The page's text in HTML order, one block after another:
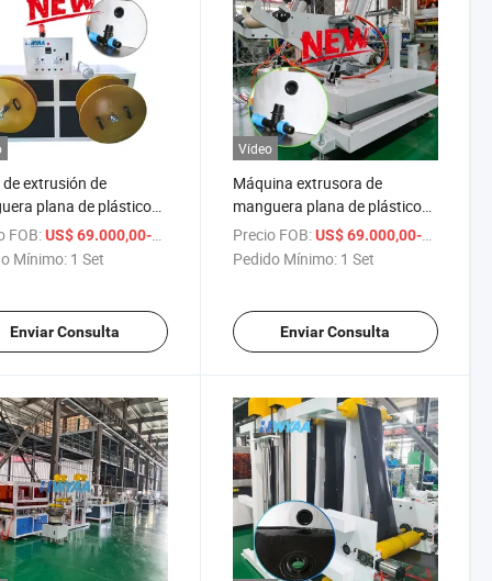
de extrusión de
plana de plástico
con salida de agua
Hwyaa
FOB: US$ 69.000,00-70.000,00
/ Set
Mínimo: 1 Set
Enviar Consulta
Vídeo
Máquina extrusora de
manguera plana de plástico
PE PP con salida de agua
preinstalada Hwyaa
Precio FOB: US$ 69.000,00-70.000,00
Pedido Mínimo: 1 Set
Enviar Consulta